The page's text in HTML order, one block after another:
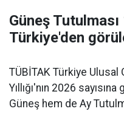
Güneş
Türkiye'den
TÜBİTAK Türkiye Ulusal
Yıllığı'nın 2026
Güneş hem de Ay